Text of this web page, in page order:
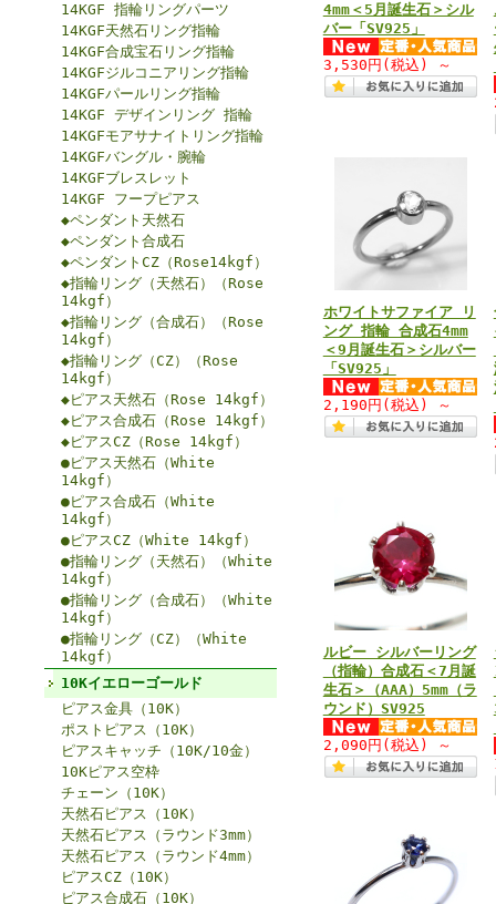
14KGF 指輪リングパーツ
14KGF天然石リング指輪
14KGF合成宝石リング指輪
14KGFジルコニアリング指輪
14KGFパールリング指輪
14KGF デザインリング 指輪
14KGFモアサナイトリング指輪
14KGFバングル・腕輪
14KGFブレスレット
14KGF フープピアス
◆ペンダント天然石
◆ペンダント合成石
◆ペンダントCZ（Rose14kgf）
◆指輪リング（天然石）（Rose
14kgf）
◆指輪リング（合成石）（Rose
14kgf）
◆指輪リング（CZ）（Rose
14kgf）
◆ピアス天然石（Rose 14kgf）
◆ピアス合成石（Rose 14kgf）
◆ピアスCZ（Rose 14kgf）
●ピアス天然石（White
14kgf）
●ピアス合成石（White
14kgf）
●ピアスCZ（White 14kgf）
●指輪リング（天然石）（White
14kgf）
●指輪リング（合成石）（White
14kgf）
●指輪リング（CZ）（White
14kgf）
10Kイエローゴールド
ピアス金具（10K）
ポストピアス（10K）
ピアスキャッチ（10K/10金）
10Kピアス空枠
チェーン（10K）
天然石ピアス（10K）
天然石ピアス（ラウンド3mm）
天然石ピアス（ラウンド4mm）
ピアスCZ（10K）
ピアス合成石（10K）
4mm＜5月誕生石＞シル
バー「SV925」
3,530円 (税込) ～
ホワイトサファイア リ
ング 指輪 合成石4mm
＜9月誕生石＞シルバー
「SV925」
2,190円 (税込) ～
ルビー シルバーリング
（指輪）合成石＜7月誕
生石＞（AAA）5mm（ラ
ウンド）SV925
2,090円 (税込) ～